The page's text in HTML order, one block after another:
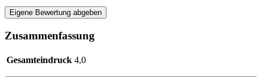
Eigene Bewertung abgeben
Zusammenfassung
Gesamteindruck 4,0